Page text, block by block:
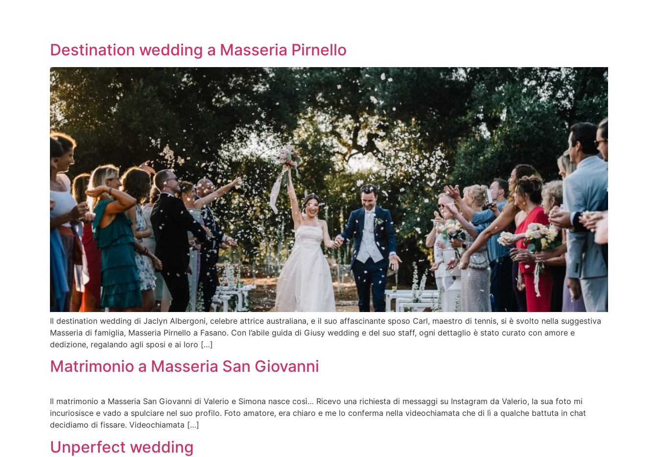
Destination wedding a Masseria Pirnello
Il destination wedding di Jaclyn Albergoni, celebre attrice australiana, e il suo affascinante sposo Carl, maestro di tennis, si è svolto nella suggestiva
Masseria di famiglia, Masseria Pirnello a Fasano. Con l’abile guida di Giusy wedding e del suo staff, ogni dettaglio è stato curato con amore e
dedizione, regalando agli sposi e ai loro […]
Matrimonio a Masseria San Giovanni
Il matrimonio a Masseria San Giovanni di Valerio e Simona nasce così… Ricevo una richiesta di messaggi su Instagram da Valerio, la sua foto mi
incuriosisce e vado a spulciare nel suo profilo. Foto amatore, era chiaro e me lo conferma nella videochiamata che di lì a qualche battuta in chat
decidiamo di fissare. Videochiamata […]
Unperfect wedding